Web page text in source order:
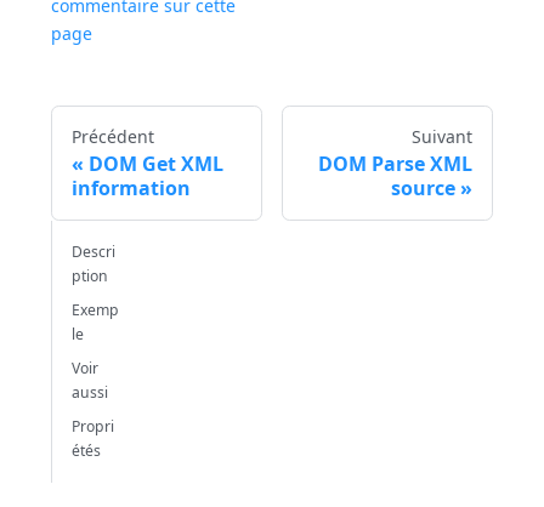
commentaire sur cette
page
Précédent
DOM Get XML
information
Suivant
DOM Parse XML
source
Descri
ption
Exemp
le
Voir
aussi
Propri
étés